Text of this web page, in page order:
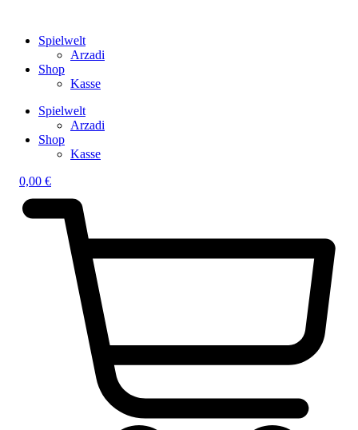
Spielwelt
Arzadi
Shop
Kasse
Spielwelt
Arzadi
Shop
Kasse
0,00 €